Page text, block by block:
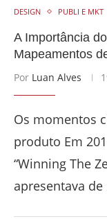
DESIGN PUBLI E MKT
A Importância
Mapeamentos
Por Luan Alves
Os momentos
produto Em
“Winning The
apresentava